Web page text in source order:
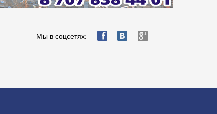
Мы в соцсетях: ä æ è